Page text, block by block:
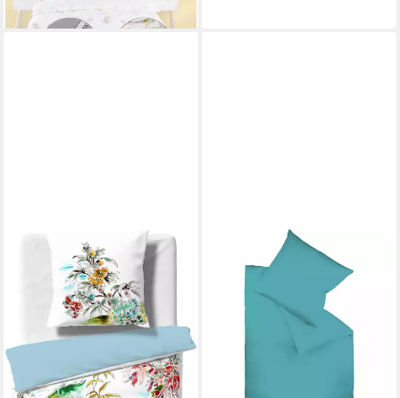
lieferbar - in 2-3 Werktagen bei dir
Bettwäsche Fleuresse
Colours petrol 135x200 cm,
Mako-Satin-Bettwäsche,
79,95 €
89,95 €
lieferbar - in 2-3 Werktagen bei dir